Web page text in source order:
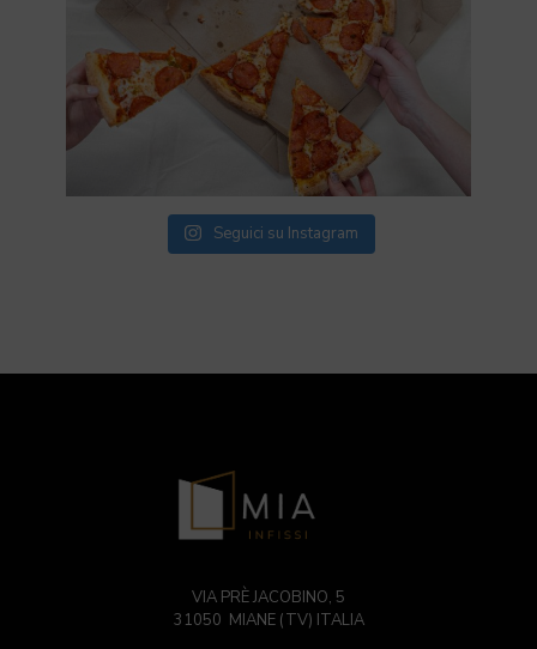
Seguici su Instagram
VIA PRÈ JACOBINO, 5
31050 MIANE (TV) ITALIA